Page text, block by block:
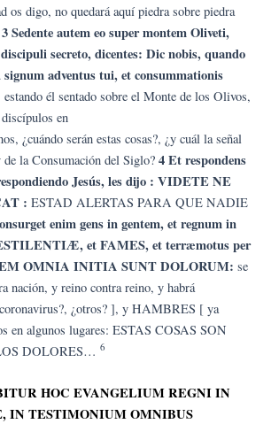
os digo, no quedará aquí piedra sobre piedra
3 Sedente autem eo super montem Oliveti,
secreto, dicentes: Dic nobis, quando
adventus tui, et consummationis
él sentado sobre el Monte de los Olivos,
en
¿cuándo serán estas cosas?, ¿y cuál la señal
la Consumación del Siglo? 4 Et respondens
Jesús, les dijo : VIDETE NE
: ESTAD ALERTAS PARA QUE NADIE
enim gens in gentem, et regnum in
et FAMES, et terræmotus per
OMNIA INITIA SUNT DOLORUM: se
nación, y reino contra reino, y habrá
¿otros? ], y HAMBRES [ ya
en algunos lugares: ESTAS COSAS SON
DOLORES… 6
HOC EVANGELIUM REGNI IN
IN TESTIMONIUM OMNIBUS